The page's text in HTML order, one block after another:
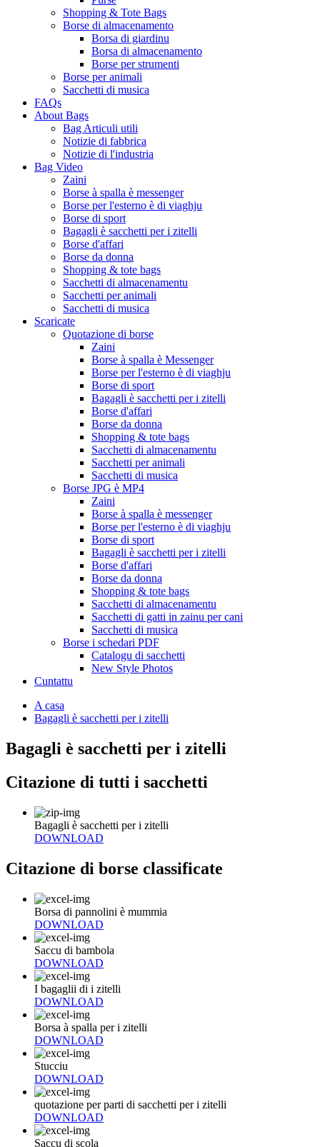
Shopping & Tote Bags
Borse di almacenamento
Borsa di giardinu
Borsa di almacenamento
Borse per strumenti
Borse per animali
Sacchetti di musica
FAQs
About Bags
Bag Articuli utili
Notizie di fabbrica
Notizie di l'industria
Bag Video
Zaini
Borse à spalla è messenger
Borse per l'esterno è di viaghju
Borse di sport
Bagagli è sacchetti per i zitelli
Borse d'affari
Borse da donna
Shopping & tote bags
Sacchetti di almacenamentu
Sacchetti per animali
Sacchetti di musica
Scaricate
Quotazione di borse
Zaini
Borse à spalla è Messenger
Borse per l'esterno è di viaghju
Borse di sport
Bagagli è sacchetti per i zitelli
Borse d'affari
Borse da donna
Shopping & tote bags
Sacchetti di almacenamentu
Sacchetti per animali
Sacchetti di musica
Borse JPG è MP4
Zaini
Borse à spalla è messenger
Borse per l'esterno è di viaghju
Borse di sport
Bagagli è sacchetti per i zitelli
Borse d'affari
Borse da donna
Shopping & tote bags
Sacchetti di almacenamentu
Sacchetti di gatti in zainu per cani
Sacchetti di musica
Borse i schedari PDF
Catalogu di sacchetti
New Style Photos
Cuntattu
A casa
Bagagli è sacchetti per i zitelli
Bagagli è sacchetti per i zitelli
Citazione di tutti i sacchetti
Bagagli è sacchetti per i zitelli
DOWNLOAD
Citazione di borse classificate
Borsa di pannolini è mummia
DOWNLOAD
Saccu di bambola
DOWNLOAD
I bagaglii di i zitelli
DOWNLOAD
Borsa à spalla per i zitelli
DOWNLOAD
Stucciu
DOWNLOAD
quotazione per parti di sacchetti per i zitelli
DOWNLOAD
Saccu di scola